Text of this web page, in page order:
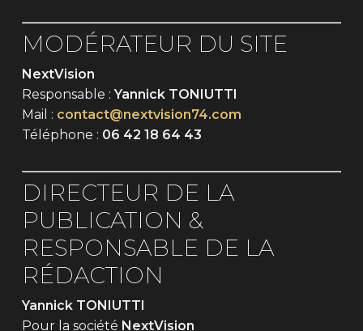
MODÉRATEUR DU SITE
NextVision
Responsable :Yannick TONIUTTI
Mail : contact@nextvision74.com
Téléphone : 06 42 18 64 43
DIRECTEUR DE LA
PUBLICATION &
RESPONSABLE DE LA
RÉDACTION
Yannick TONIUTTI
Pour la société NextVision